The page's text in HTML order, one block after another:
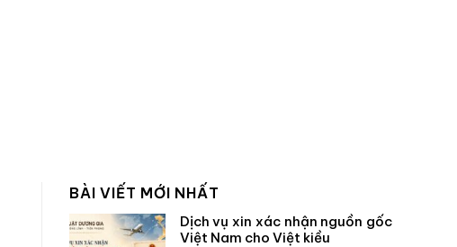
BÀI VIẾT MỚI NHẤT
Dịch vụ xin xác nhận nguồn gốc
Việt Nam cho Việt kiều